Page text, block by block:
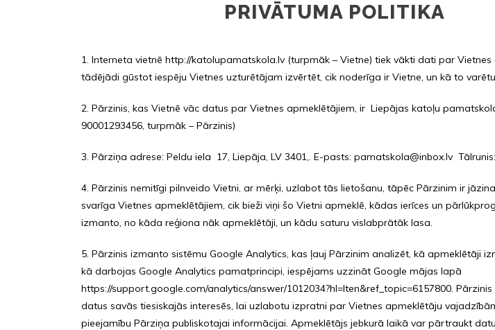
PRIVĀTUMA POLITIKA
1. Interneta vietnē http://katolupamatskola.lv (turpmāk – Vietne) tiek vākti dati par Vietnes
tādējādi gūstot iespēju Vietnes uzturētājam izvērtēt, cik noderīga ir Vietne, un kā to
2. Pārzinis, kas Vietnē vāc datus par Vietnes apmeklētājiem, ir Liepājas katoļu
90001293456, turpmāk – Pārzinis)
3. Pārziņa adrese: Peldu iela 17, Liepāja, LV 3401,. E-pasts: pamatskola@inbox.lv
4. Pārzinis nemitīgi pilnveido Vietni, ar mērķi, uzlabot tās lietošanu, tāpēc Pārzinim ir
svarīga Vietnes apmeklētājiem, cik bieži viņi šo Vietni apmeklē, kādas ierīces un
izmanto, no kāda reģiona nāk apmeklētāji, un kādu saturu vislabprātāk lasa.
5. Pārzinis izmanto sistēmu Google Analytics, kas ļauj Pārzinim analizēt, kā apmeklētāji
kā darbojas Google Analytics pamatprincipi, iespējams uzzināt Google mājas lapā
https://support.google.com/analytics/answer/1012034?hl=lten&ref_topic=6157800.
datus savās tiesiskajās interesēs, lai uzlabotu izpratni par Vietnes apmeklētāju
pieejamību Pārziņa publiskotajai informācijai. Apmeklētājs jebkurā laikā var pārtraukt